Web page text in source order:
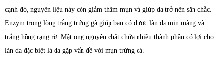
cạnh đó, nguyên liệu này còn giảm thâm mụn và giúp da trở nên săn chắc.
Enzym trong lòng trắng trứng gà giúp bạn có được làn da mịn màng và
trắng hồng rạng rỡ. Mật ong nguyên chất chứa nhiều thành phần có lợi cho
làn da đặc biệt là da gặp vấn đề với mụn trứng cá.